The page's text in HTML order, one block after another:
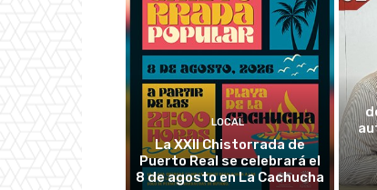
LOCAL
La XXII Chistorrada de
Puerto Real se celebrará el
8 de agosto en La Cachucha